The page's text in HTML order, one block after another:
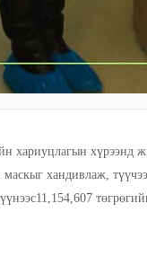
хүрээнд
хандивлаж,